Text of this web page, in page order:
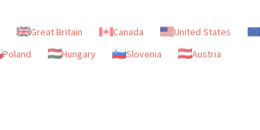
Great Britain Canada United States
Poland
Hungary Slovenia Austria